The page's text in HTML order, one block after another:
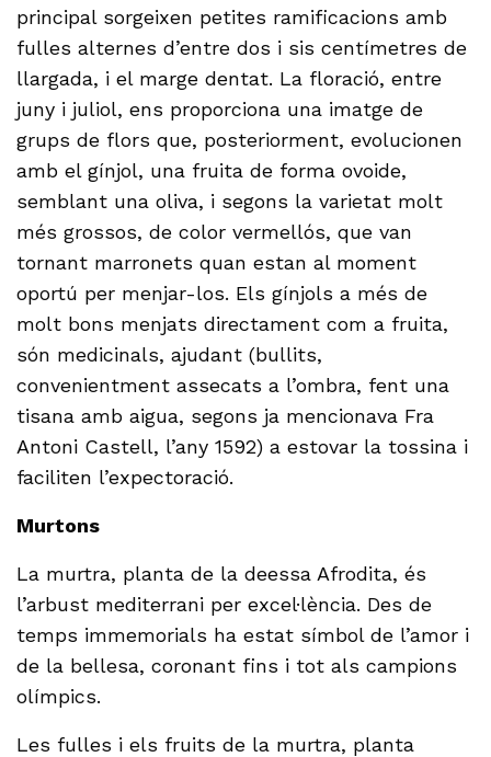
principal sorgeixen petites ramificacions amb
fulles alternes d’entre dos i sis centímetres de
llargada, i el marge dentat. La floració, entre
juny i juliol, ens proporciona una imatge de
grups de flors que, posteriorment, evolucionen
amb el gínjol, una fruita de forma ovoide,
semblant una oliva, i segons la varietat molt
més grossos, de color vermellós, que van
tornant marronets quan estan al moment
oportú per menjar-los. Els gínjols a més de
molt bons menjats directament com a fruita,
són medicinals, ajudant (bullits,
convenientment assecats a l’ombra, fent una
tisana amb aigua, segons ja mencionava Fra
Antoni Castell, l’any 1592) a estovar la tossina i
faciliten l’expectoració.
Murtons
La murtra, planta de la deessa Afrodita, és
l’arbust mediterrani per excel·lència. Des de
temps immemorials ha estat símbol de l’amor i
de la bellesa, coronant fins i tot als campions
olímpics.
Les fulles i els fruits de la murtra, planta